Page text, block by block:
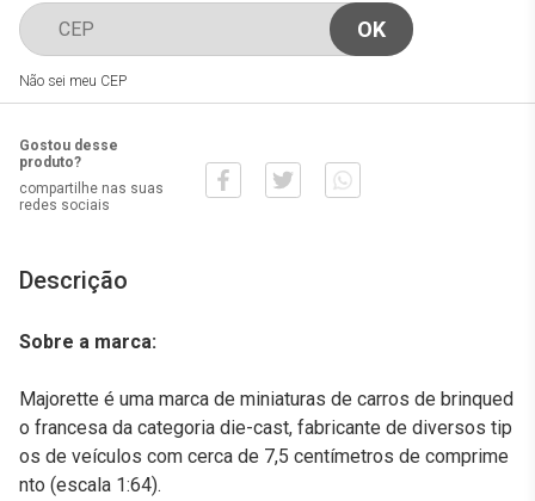
Não sei meu CEP
Gostou desse
produto?
compartilhe nas suas
redes sociais
Descrição
Sobre a marca:
Majorette é uma marca de miniaturas de carros de brinqued
o francesa da categoria die-cast, fabricante de diversos tip
os de veículos com cerca de 7,5 centímetros de comprime
nto (escala 1:64).